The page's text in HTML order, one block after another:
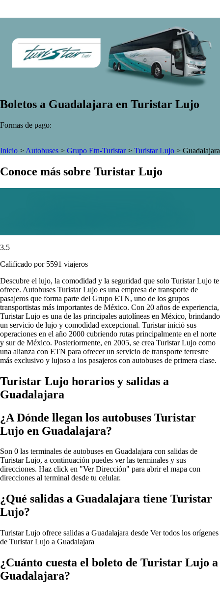
Boletos a Guadalajara en Turistar Lujo
Formas de pago:
Inicio > Autobuses > Grupo Etn-Turistar> Turistar Lujo > Guadalajara
Conoce más sobre Turistar Lujo
3.5
Calificado por 5591 viajeros
Descubre el lujo, la comodidad y la seguridad que solo Turistar Lujo te
ofrece. Autobuses Turistar Lujo es una empresa de transporte de
pasajeros que forma parte del Grupo ETN, uno de los grupos
transportistas más importantes de México. Con 20 años de experiencia,
Turistar Lujo es una de las principales autolíneas en México, brindando
un servicio de lujo y comodidad excepcional. Turistar inició sus
operaciones en el año 2000 cubriendo rutas principalmente en el norte
y sur de México. Posteriormente, en 2005, se crea Turistar Lujo como
una alianza con ETN para ofrecer un servicio de transporte terrestre
más exclusivo y lujoso a los pasajeros con autobuses de primera clase.
Turistar Lujo horarios y salidas a
Guadalajara
¿A Dónde llegan los autobuses Turistar
Lujo en Guadalajara?
Son 0 las terminales de autobuses en Guadalajara con salidas de
Turistar Lujo, a continuación puedes ver las terminales y sus
direcciones. Haz click en "Ver Dirección" para abrir el mapa con
direcciones al terminal desde tu celular.
¿Qué salidas a Guadalajara tiene Turistar
Lujo?
Turistar Lujo ofrece salidas a Guadalajara desde Ver todos los orígenes
de Turistar Lujo a Guadalajara
¿Cuánto cuesta el boleto de Turistar Lujo a
Guadalajara?